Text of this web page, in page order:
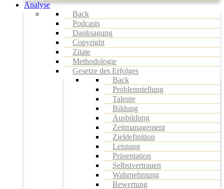
Analyse
Back
Podcasts
Danksagung
Copyright
Zitate
Methodologie
Gesetze des Erfolges
Back
Problemstellung
Talente
Bildung
Ausbildung
Zeitmanagement
Zieldefinition
Leistung
Präsentation
Selbstvertrauen
Wahrnehmung
Bewertung